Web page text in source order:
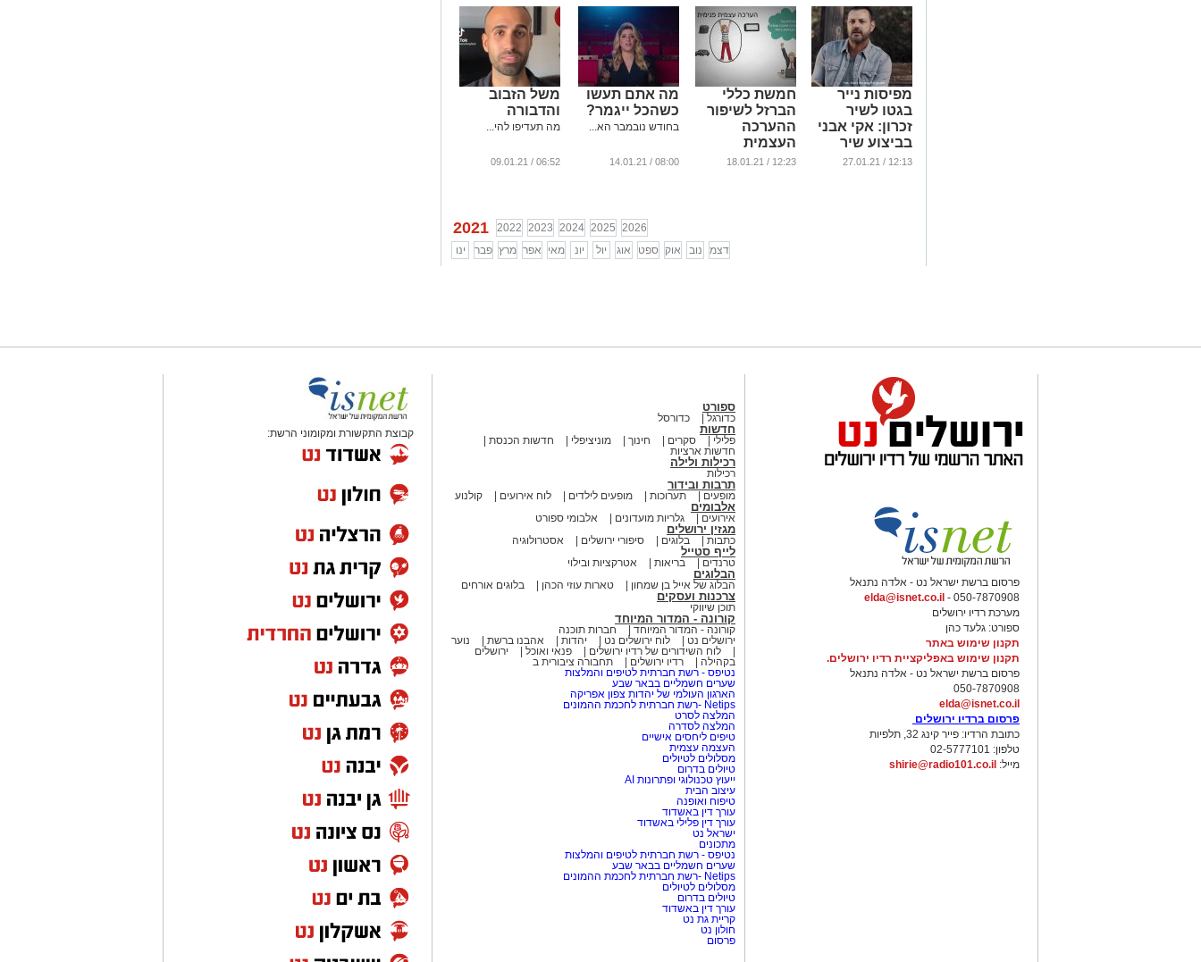
מפיסות נייר
בגטו לשיר
זכרון: אקי אבני
בביצוע שיר
מרגש לסיפורם
12:13 / 27.01.21
חמשת כללי
הברזל לשיפור
ההערכה
העצמית
...
12:23 / 18.01.21
מה אתם תעשו
כשהכל ייגמר?
בחודש נובמבר הא...
08:00 / 14.01.21
משל הזבוב
והדבורה
מה תעדיפו להי...
06:52 / 09.01.21
2021 2022 2023 2024 2025 2026
ינו
פבר מרץ אפר מאי יונ יול אוג ספט אוק נוב דצמ
פרסום ברשת ישראל נט - אלדה נתנאל
050-7870908 -
elda@isnet.co.il
מערכת רדיו ירושלים
ספורט: גלעד כהן
תקנון שימוש באתר
תקנון שימוש באפליקציית רדיו ירושלים.
פרסום ברשת ישראל נט - אלדה נתנאל
050-7870908
elda@isnet.co.il
פרסום ברדיו ירושלים
כתובת הרדיו: פייר קינג 32, תלפיות
טלפון: 02-5777101
מייל: shirie@radio101.co.il
ספורט
כדורגל כדורסל
חדשות
פלילי סקרים חינוך מוניציפלי
חדשות הכנסת
חדשות ארציות
רכילות ולילה
רכילות
תרבות ובידור
מופעים תערוכות מופעים לילדים לוח אירועים קולנוע
אלבומים
אירועים גלריות מועדונים אלבומי ספורט
מגזין ירושלים
כתבות בלוגים סיפורי ירושלים אסטרולוגיה
לייף סטייל
טרנדים בריאות אטרקציות ובילוי
הבלוגים
הבלוג של אייל בן שמחון טארות עוזי הכהן בלוגים אורחים
צרכנות ועסקים
תוכן שיווקי
קורונה - המדור המיוחד
קורונה - המדור המיוחד
חברות תוכנה
ירושלים נט
לוח ירושלים נט יהדות אהבנו ברשת
נוער
לוח השידורים של רדיו ירושלים
פנאי ואוכל
ירושלים
בקהילה
רדיו ירושלים
תחבורה ציבורית ב
נטיפס - רשת חברתית לטיפים והמלצות
שערים חשמליים בבאר שבע
הארגון העולמי של יהדות צפון אפריקה
Netips -רשת חברתית לחכמת ההמונים
המלצה לסרט
המלצה לסדרה
טיפים ליחסים אישיים
העצמה עצמית
מסלולים לטיולים
טיולים בדרום
ייעוץ טכנולוגי ופתרונות AI
עיצוב הבית
טיפוח ואופנה
עורך דין באשדוד
עורך דין פלילי באשדוד
ישראל נט
מתכונים
נטיפס - רשת חברתית לטיפים והמלצות
שערים חשמליים בבאר שבע
Netips -רשת חברתית לחכמת ההמונים
מסלולים לטיולים
טיולים בדרום
עורך דין באשדוד
קריית גת נט
חולון נט
פרסום
קבוצת התקשורת ומקומוני הרשת: